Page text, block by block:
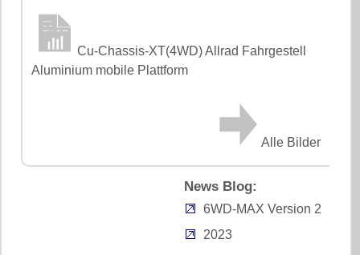
Cu-Chassis-XT(4WD) Allrad Fahrgestell
Aluminium mobile Plattform
Alle Bilder
News Blog:
6WD-MAX Version 2
2023